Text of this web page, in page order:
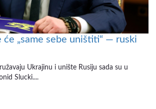
će „same sebe uništiti“ — ruski
Ukrajinu i unište Rusiju sada su u
Slucki....